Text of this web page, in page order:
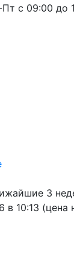
с 09:00 до
3
10:13 (цена